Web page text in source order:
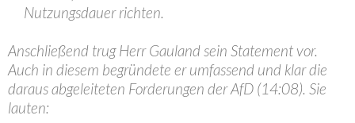
Nutzungsdauer richten.
Anschließend trug Herr Gauland sein Statement vor.
Auch in diesem begründete er umfassend und klar die
daraus abgeleiteten Forderungen der AfD (14:08). Sie
lauten: